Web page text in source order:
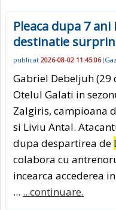
Pleaca dupa 7
destinatie
publicat 2026-08-02 11:45:06(
Gabriel Debeljuh
Otelul Galati in
Zalgiris, campioana
si Liviu Antal.
dupa despartirea de
colabora cu
incearca accederea
... ...continuare.